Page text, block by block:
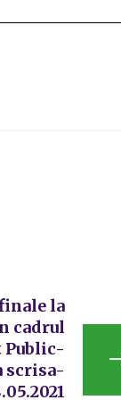
la
cadrul
Public-
scrisa-